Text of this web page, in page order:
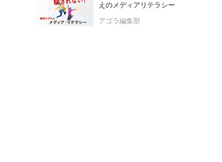
えのメディアリテラシー
アゴラ編集部